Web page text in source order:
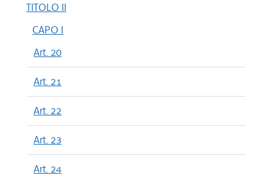
TITOLO II
CAPO I
Art. 20
Art. 21
Art. 22
Art. 23
Art. 24